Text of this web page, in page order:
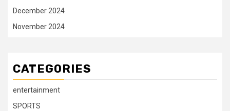
December 2024
November 2024
CATEGORIES
entertainment
SPORTS